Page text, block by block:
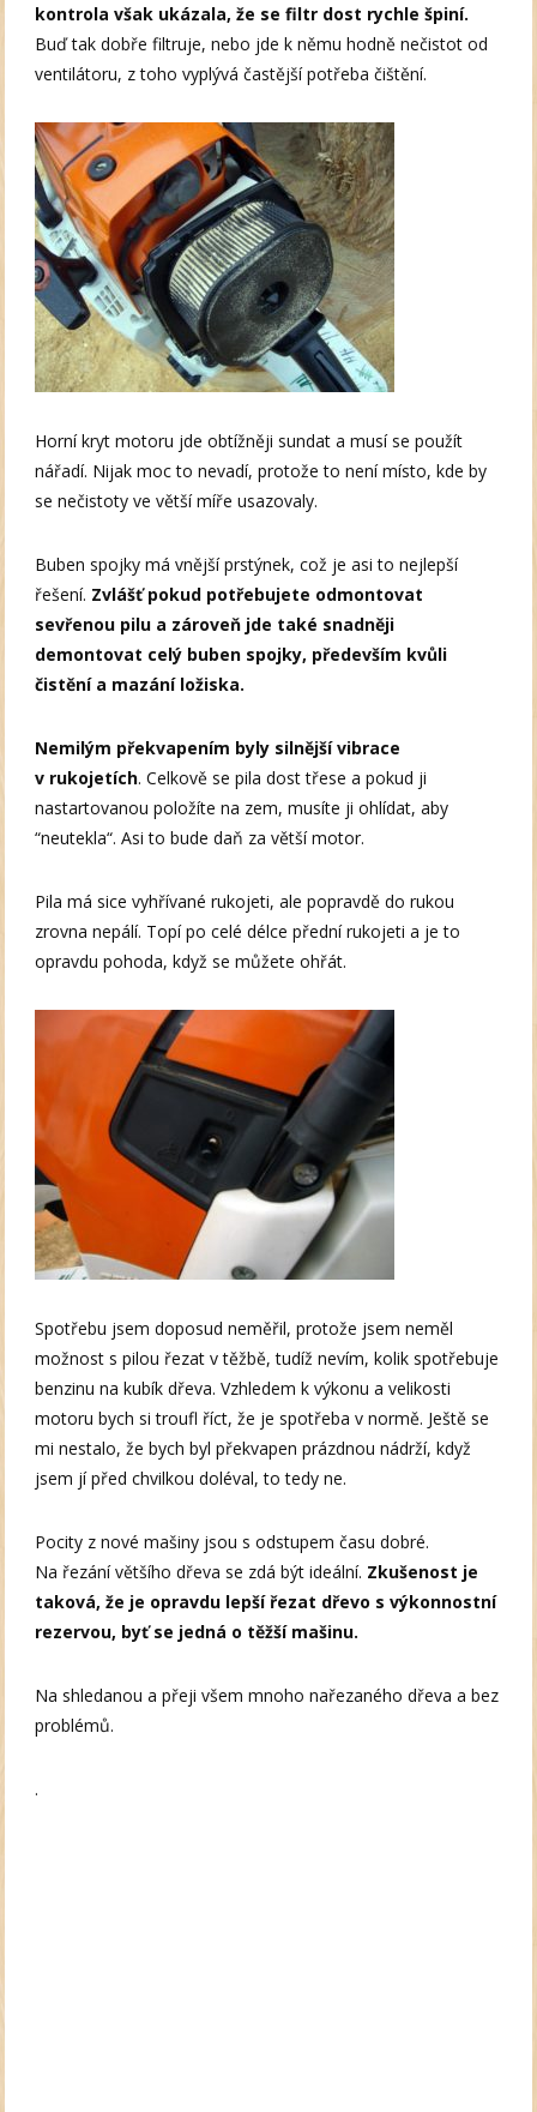
kontrola však ukázala, že se filtr dost rychle špiní.
Buď tak dobře filtruje, nebo jde k němu hodně nečistot od
ventilátoru, z toho vyplývá častější potřeba čištění.
Horní kryt motoru jde obtížněji sundat a musí se použít
nářadí. Nijak moc to nevadí, protože to není místo, kde by
se nečistoty ve větší míře usazovaly.
Buben spojky má vnější prstýnek, což je asi to nejlepší
řešení. Zvlášť pokud potřebujete odmontovat
sevřenou pilu a zároveň jde také snadněji
demontovat celý buben spojky, především kvůli
čistění a mazání ložiska.
Nemilým překvapením byly silnější vibrace
v rukojetích. Celkově se pila dost třese a pokud ji
nastartovanou položíte na zem, musíte ji ohlídat, aby
“neutekla“. Asi to bude daň za větší motor.
Pila má sice vyhřívané rukojeti, ale popravdě do rukou
zrovna nepálí. Topí po celé délce přední rukojeti a je to
opravdu pohoda, když se můžete ohřát.
Spotřebu jsem doposud neměřil, protože jsem neměl
možnost s pilou řezat v těžbě, tudíž nevím, kolik spotřebuje
benzinu na kubík dřeva. Vzhledem k výkonu a velikosti
motoru bych si troufl říct, že je spotřeba v normě. Ještě se
mi nestalo, že bych byl překvapen prázdnou nádrží, když
jsem jí před chvilkou doléval, to tedy ne.
Pocity z nové mašiny jsou s odstupem času dobré.
Na řezání většího dřeva se zdá být ideální. Zkušenost je
taková, že je opravdu lepší řezat dřevo s výkonnostní
rezervou, byť se jedná o těžší mašinu.
Na shledanou a přeji všem mnoho nařezaného dřeva a bez
problémů.
.